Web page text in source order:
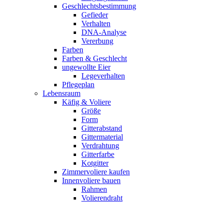
Geschlechtsbestimmung
Gefieder
Verhalten
DNA-Analyse
Vererbung
Farben
Farben & Geschlecht
ungewollte Eier
Legeverhalten
Pflegeplan
Lebensraum
Käfig & Voliere
Größe
Form
Gitterabstand
Gittermaterial
Verdrahtung
Gitterfarbe
Kotgitter
Zimmervoliere kaufen
Innenvoliere bauen
Rahmen
Volierendraht